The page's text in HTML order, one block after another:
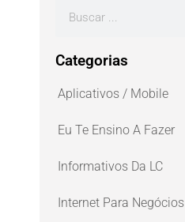
Categorias
Aplicativos / Mobile
Eu Te Ensino A Fazer
Informativos Da LC
Internet Para Negócios